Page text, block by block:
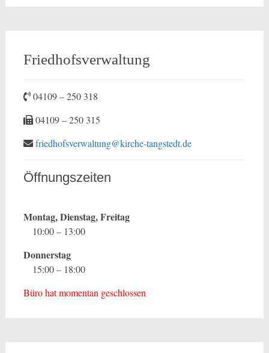
Friedhofsverwaltung
04109 – 250 318
04109 – 250 315
friedhofsverwaltung@kirche-tangstedt.de
Öffnungszeiten
Montag, Dienstag, Freitag
10:00 – 13:00
Donnerstag
15:00 – 18:00
Büro hat momentan geschlossen